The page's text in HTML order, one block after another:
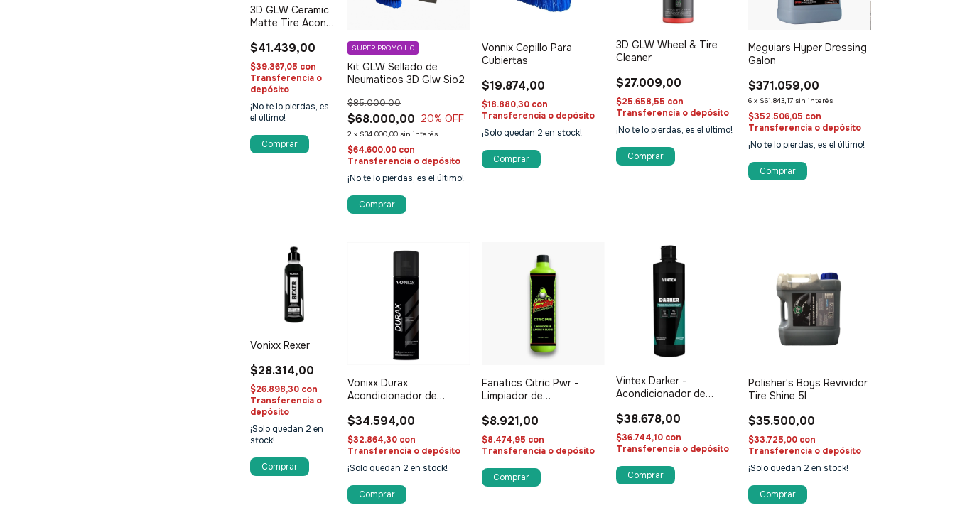
3D GLW Ceramic
Matte Tire Acond
Cubiertas
$41.439,00
$39.367,05 con
Transferencia o
depósito
¡No te lo pierdas, es
el último!
Kit GLW Sellado de
Neumaticos 3D Glw Sio2
$68.000,00
$85.000,00
20% OFF
2 x $34.000,00 sin interés
SUPER PROMO HG
$64.600,00 con
Transferencia o depósito
¡No te lo pierdas, es el último!
Vonnix Cepillo Para
Cubiertas
$19.874,00
$18.880,30 con
Transferencia o depósito
¡Solo quedan 2 en stock!
3D GLW Wheel & Tire
Cleaner
$27.009,00
$25.658,55 con
Transferencia o depósito
¡No te lo pierdas, es el último!
Meguiars Hyper Dressing
Galon
$371.059,00
6 x $61.843,17 sin interés
$352.506,05 con
Transferencia o depósito
¡No te lo pierdas, es el último!
Vonixx Rexer
$28.314,00
$26.898,30 con
Transferencia o
depósito
¡Solo quedan 2 en
stock!
Comprar
Vonixx Durax
Acondicionador de
400ml
$34.594,00
$32.864,30 con
Transferencia o depósito
¡Solo quedan 2 en stock!
Fanatics Citric Pwr -
Limpiador de
$8.921,00
$8.474,95 con
Transferencia o depósito
Vintex Darker -
Acondicionador de
$38.678,00
$36.744,10 con
Transferencia o depósito
Comprar
Polisher's Boys Revividor
Tire Shine 5l
$35.500,00
$33.725,00 con
Transferencia o depósito
¡Solo quedan 2 en stock!